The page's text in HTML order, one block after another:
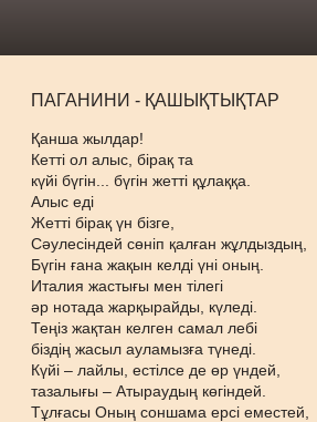
ПАГАНИНИ - ҚАШЫҚТЫҚТАР
Қанша жылдар!
Кетті ол алыс, бірақ та
күйі бүгін... бүгін жетті құлаққа.
Алыс еді
Жетті бірақ үн бізге,
Сәулесіндей сөніп қалған жұлдыздың,
Бүгін ғана жақын келді үні оның.
Италия жастығы мен тілегі
әр нотада жарқырайды, күледі.
Теңіз жақтан келген самал лебі
біздің жасыл ауламызға түнеді.
Күйі – лайлы, естілсе де өр үндей,
тазалығы – Атыраудың көгіндей.
Тұлғасы Оның соншама ерсі еместей,